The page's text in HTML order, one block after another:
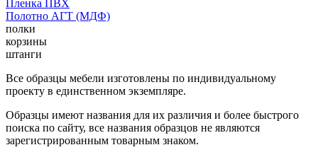
Пленка ПВХ
Полотно АГТ (МДФ)
полки
корзины
штанги
Все образцы мебели изготовлены по индивидуальному
проекту в единственном экземпляре.
Образцы имеют названия для их различия и более быстрого
поиска по сайту, все названия образцов не являются
зарегистрированным товарным знаком.